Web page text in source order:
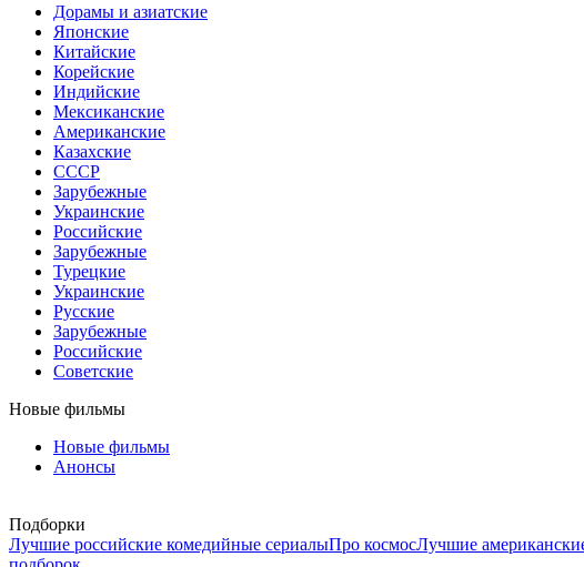
Дорамы и азиатские
Японские
Китайские
Корейские
Индийские
Мексиканские
Американские
Казахские
СССР
Зарубежные
Украинские
Российские
Зарубежные
Турецкие
Украинские
Русские
Зарубежные
Российские
Советские
Новые фильмы
Новые фильмы
Анонсы
Подборки
Лучшие российские комедийные сериалыПро космосЛучшие